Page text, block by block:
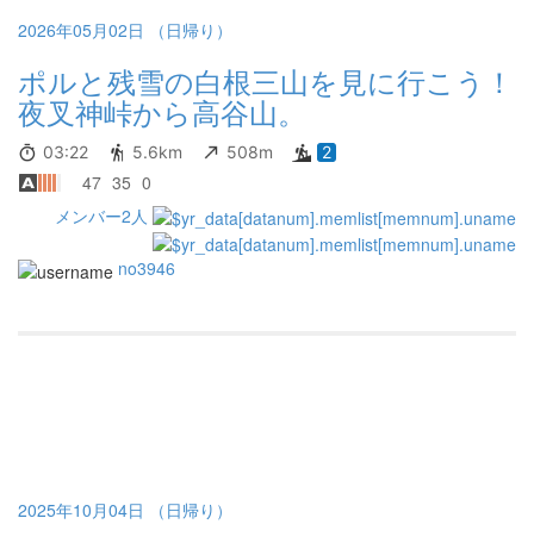
2026年05月02日 （日帰り）
ポルと残雪の白根三山を見に行こう！
夜叉神峠から高谷山。
03:22 5.6km 508m 2
47 35 0
メンバー2人
no3946
2025年10月04日 （日帰り）